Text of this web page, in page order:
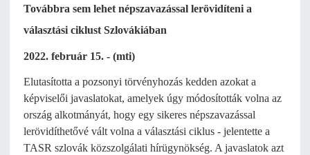
Továbbra sem lehet népszavazással lerövidíteni a
választási ciklust Szlovákiában
2022. február 15. - (mti)
Elutasította a pozsonyi törvényhozás kedden azokat a
képviselői javaslatokat, amelyek úgy módosították volna az
ország alkotmányát, hogy egy sikeres népszavazással
lerövidíthetővé vált volna a választási ciklus - jelentette a
TASR szlovák közszolgálati hírügynökség. A javaslatok azt